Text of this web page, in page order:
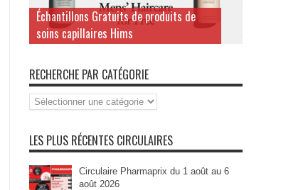
Échantillons Gratuits de produits de
soins capillaires Hims
RECHERCHE PAR CATÉGORIE
Recherche
par
LES PLUS RÉCENTES CIRCULAIRES
Circulaire Pharmaprix du 1 août au 6
août 2026